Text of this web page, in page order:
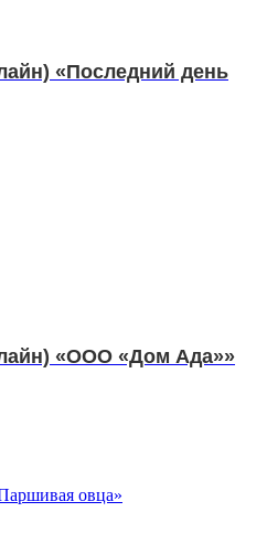
«Последний день
«ООО «Дом Ада»»
овца»